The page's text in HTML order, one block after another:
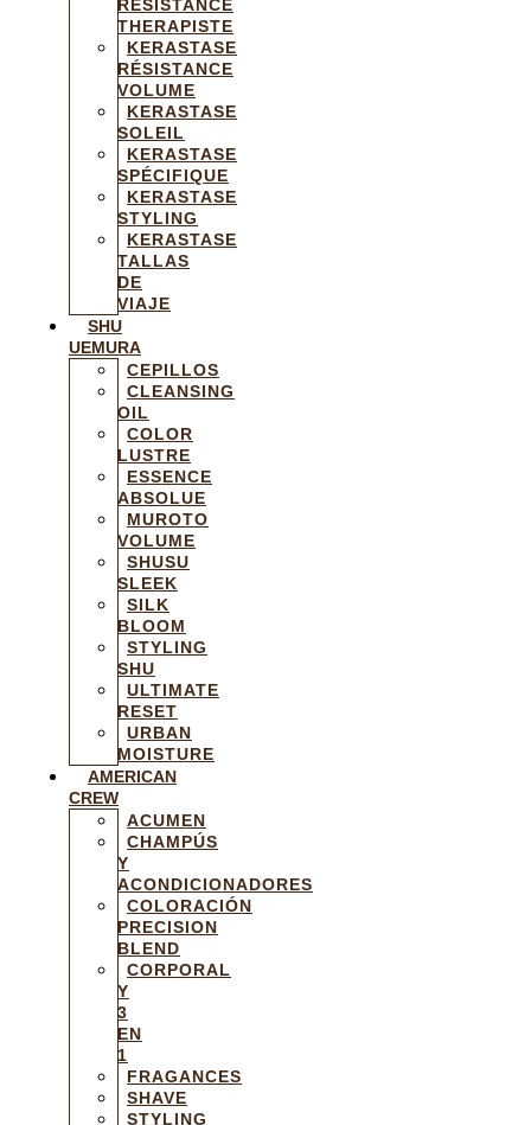
RÉSISTANCE
THERAPISTE
KERASTASE
RÉSISTANCE
VOLUME
KERASTASE
SOLEIL
KERASTASE
SPÉCIFIQUE
KERASTASE
STYLING
KERASTASE
TALLAS
DE
VIAJE
SHU
UEMURA
CEPILLOS
CLEANSING
OIL
COLOR
LUSTRE
ESSENCE
ABSOLUE
MUROTO
VOLUME
SHUSU
SLEEK
SILK
BLOOM
STYLING
SHU
ULTIMATE
RESET
URBAN
MOISTURE
AMERICAN
CREW
ACUMEN
CHAMPÚS
Y
ACONDICIONADORES
COLORACIÓN
PRECISION
BLEND
CORPORAL
Y
3
EN
1
FRAGANCES
SHAVE
STYLING